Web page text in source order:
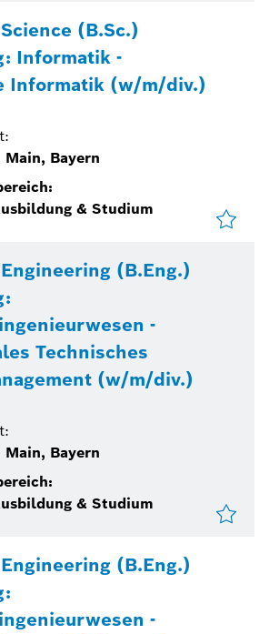
(B.Sc.)
Informatik -
Informatik (w/m/div.)
Main, Bayern
& Studium
(B.Eng.)
-
Technisches
(w/m/div.)
Main, Bayern
& Studium
(B.Eng.)
-